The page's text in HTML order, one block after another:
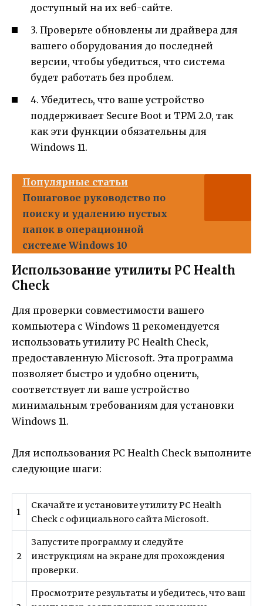
доступный на их веб-сайте.
3. Проверьте обновлены ли драйвера для
вашего оборудования до последней
версии, чтобы убедиться, что система
будет работать без проблем.
4. Убедитесь, что ваше устройство
поддерживает Secure Boot и TPM 2.0, так
как эти функции обязательны для
Windows 11.
Популярные статьи
Пошаговое руководство по
поиску и удалению пустых
папок в операционной
системе Windows 10
Использование утилиты PC Health
Check
Для проверки совместимости вашего
компьютера с Windows 11 рекомендуется
использовать утилиту PC Health Check,
предоставленную Microsoft. Эта программа
позволяет быстро и удобно оценить,
соответствует ли ваше устройство
минимальным требованиям для установки
Windows 11.
Для использования PC Health Check выполните
следующие шаги:
1
Скачайте и установите утилиту PC Health
Check с официального сайта Microsoft.
2
Запустите программу и следуйте
инструкциям на экране для прохождения
проверки.
Просмотрите результаты и убедитесь, что ваш